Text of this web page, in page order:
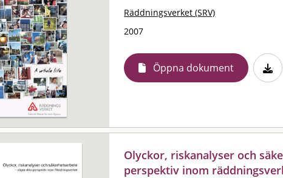
Räddningsverket (SRV)
2007
Öppna dokument
Olyckor, riskanalyser och
perspektiv inom